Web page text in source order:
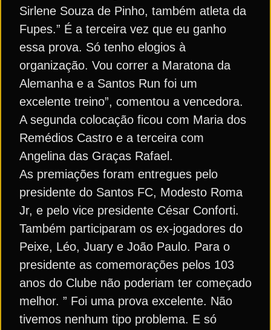
Sirlene Souza de Pinho, também atleta da
Fupes.” É a terceira vez que eu ganho
essa prova. Só tenho elogios à
organização. Vou correr a Maratona da
Alemanha e a Santos Run foi um
excelente treino”, comentou a vencedora.
A segunda colocação ficou com Maria dos
Remédios Castro e a terceira com
Angelina das Graças Rafael.
As premiações foram entregues pelo
presidente do Santos FC, Modesto Roma
Jr, e pelo vice presidente César Conforti.
Também participaram os ex-jogadores do
Peixe, Léo, Juary e João Paulo. Para o
presidente as comemorações pelos 103
anos do Clube não poderiam ter começado
melhor. ” Foi uma prova excelente. Não
tivemos nenhum tipo problema. E só